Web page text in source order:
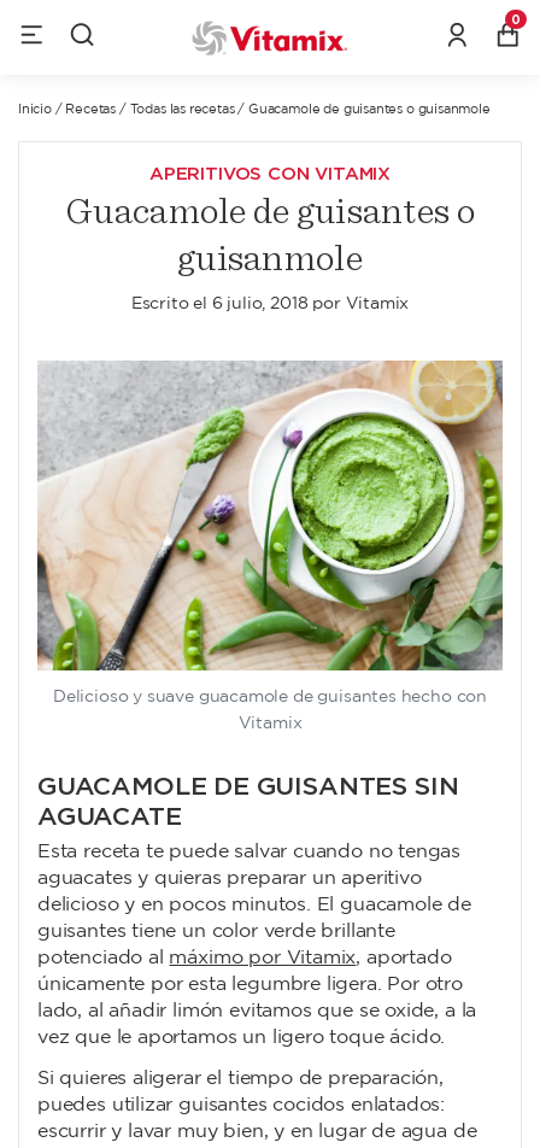
0
Inicio/ Recetas / Todas las recetas/Guacamole de guisantes o guisanmole
APERITIVOS CON VITAMIX
Guacamole de guisantes o
guisanmole
Escrito el 6 julio, 2018 por Vitamix
Delicioso y suave guacamole de guisantes hecho con
Vitamix
GUACAMOLE DE GUISANTES SIN
AGUACATE
Esta receta te puede salvar cuando no tengas
aguacates y quieras preparar un aperitivo
delicioso y en pocos minutos. El guacamole de
guisantes tiene un color verde brillante
potenciado al máximo por Vitamix, aportado
únicamente por esta legumbre ligera. Por otro
lado, al añadir limón evitamos que se oxide, a la
vez que le aportamos un ligero toque ácido.
Si quieres aligerar el tiempo de preparación,
puedes utilizar guisantes cocidos enlatados:
escurrir y lavar muy bien, y en lugar de agua de